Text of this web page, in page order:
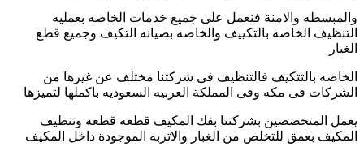
والمبسطه والامنة فنعمل على جميع خدمات الخاصه بعمليه
التنظيف الخاصه بالتكييف والخاصه بصيانه التكيف وجميع قطع
الغيار
الخاصه بالتتكيف فالتنظيف فى شركتنا مختلف عن غيرها من
الشركات فى مكه وفى المملكة العربيه السعوديه باكملها لتميزها
يعمل المتخصصين بشركتنا بفك المكيف قطعه قطعه وتنظيف
المكيف بعمق للتخلص من الغبار والاتربه الموجودة داخل المكيف